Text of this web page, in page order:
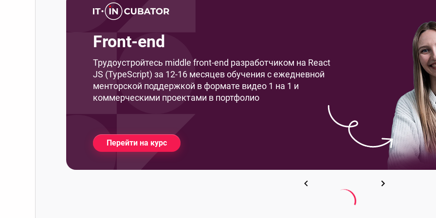
Front-end
Трудоустройтесь middle front-end разработчиком на React
JS (TypeScript) за 12-16 месяцев обучения с ежедневной
менторской поддержкой в формате видео 1 на 1 и
коммерческими проектами в портфолио
Перейти на курс